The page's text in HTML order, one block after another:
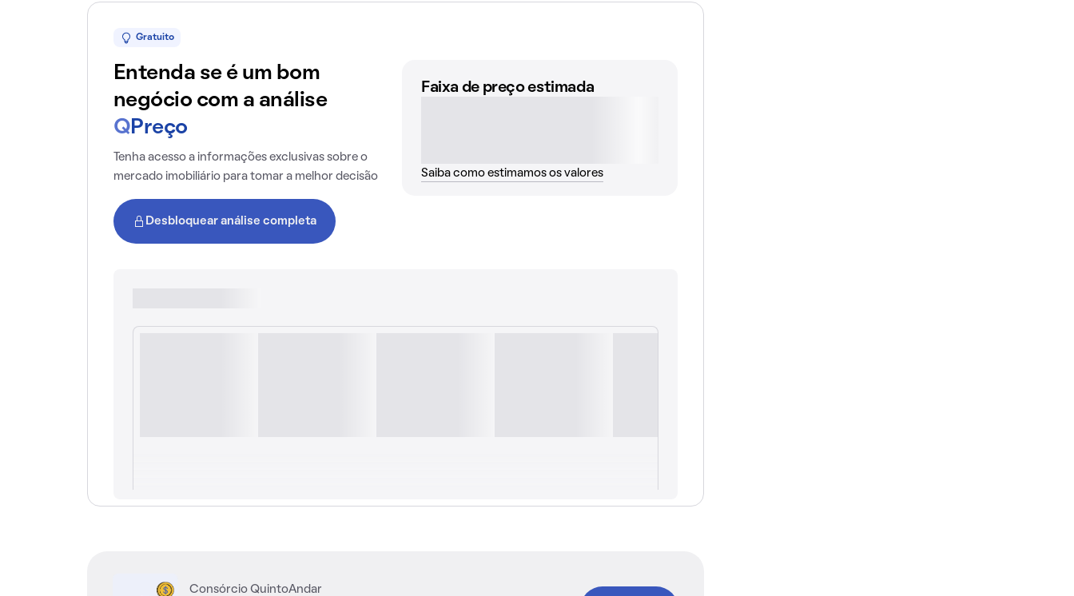
Gratuito
Entenda se é um bom
negócio com a análise
Q Preço
Tenha acesso a informações exclusivas sobre o
mercado imobiliário para tomar a melhor decisão
Desbloquear análise completa
Faixa de preço estimada
Saiba como estimamos os valores
Consórcio QuintoAndar